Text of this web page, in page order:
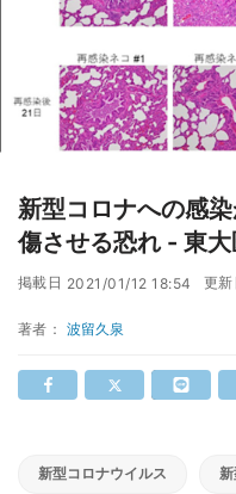
新型コロナへの感
傷させる恐れ - 東
掲載日 2021/01/12 18:54 更新
著者： 波留久泉
新型コロナウイルス